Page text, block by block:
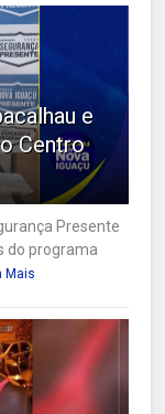
e
Centro
Presente
do programa
Mais